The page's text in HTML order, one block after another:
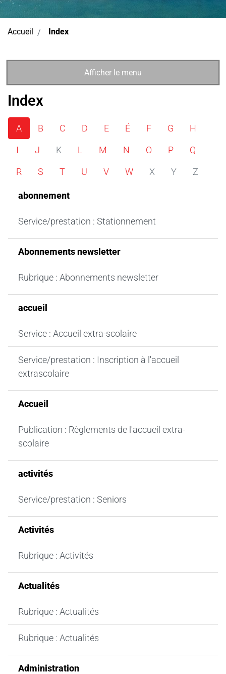
Accueil Index(sélectionné)
Afficher le menu
Index
A B C D E É F G H
I J K L M N O P Q
R S T U V W X Y Z
abonnement
Service/prestation : Stationnement
Abonnements newsletter
Rubrique : Abonnements newsletter
accueil
Service : Accueil extra-scolaire
Service/prestation : Inscription à l'accueil
extrascolaire
Accueil
Publication : Règlements de l'accueil extra-
scolaire
activités
Service/prestation : Seniors
Activités
Rubrique : Activités
Actualités
Rubrique : Actualités
Rubrique : Actualités
Administration